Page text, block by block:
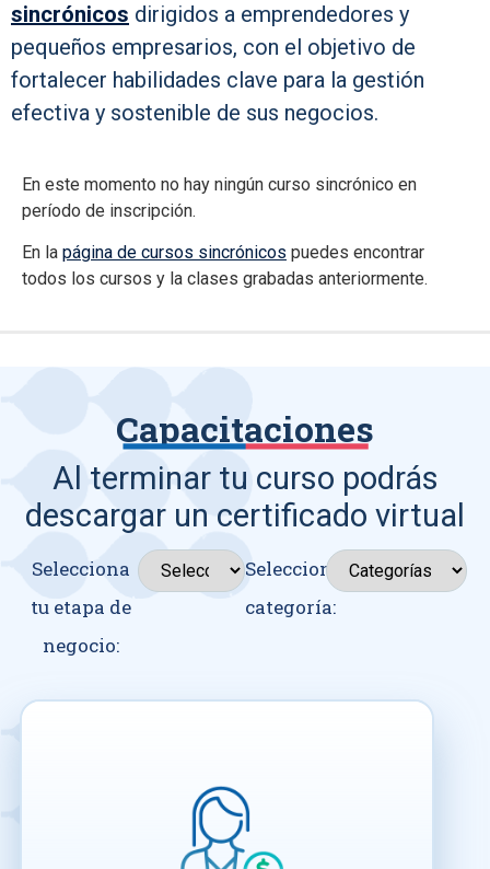
sincrónicos dirigidos a emprendedores y
pequeños empresarios, con el objetivo de
fortalecer habilidades clave para la gestión
efectiva y sostenible de sus negocios.
En este momento no hay ningún curso sincrónico en
período de inscripción.
En la página de cursos sincrónicos puedes encontrar
todos los cursos y la clases grabadas anteriormente.
Capacitaciones
Al terminar tu curso podrás
descargar un certificado virtual
Selecciona
tu etapa de
negocio:
Seleccionar
categoría: